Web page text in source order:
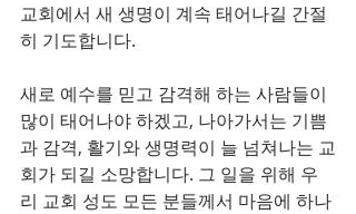
교회에서 새 생명이 계속 태어나길 간절
히 기도합니다.
새로 예수를 믿고 감격해 하는 사람들이
많이 태어나야 하겠고, 나아가서는 기쁨
과 감격, 활기와 생명력이 늘 넘쳐나는 교
회가 되길 소망합니다. 그 일을 위해 우
리 교회 성도 모든 분들께서 마음에 하나